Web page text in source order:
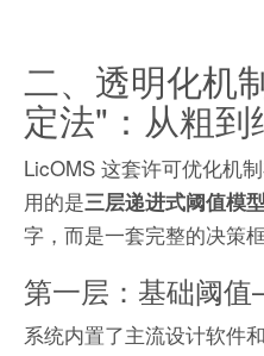
二、透明化机
定法"：从粗
LicOMS 这套许可优化机
用的是三层递进式阈值模型
字，而是一套完整的决策框
第一层：基础阈
系统内置了主流设计软件